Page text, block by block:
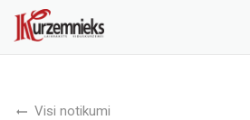
Visi notikumi